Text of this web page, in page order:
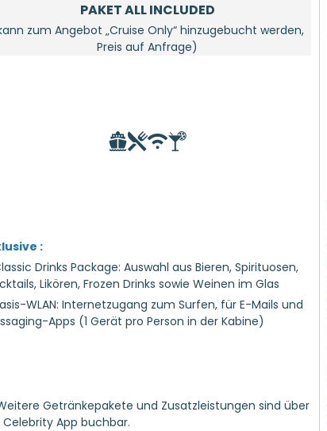
PAKET ALL INCLUDED
zum Angebot „Cruise Only“ hinzugebucht werden,
Preis auf Anfrage)
:
Drinks Package: Auswahl aus Bieren, Spirituosen,
Likören, Frozen Drinks sowie Weinen im Glas
WLAN: Internetzugang zum Surfen, für E-Mails und
Apps (1 Gerät pro Person in der Kabine)
Getränkepakete und Zusatzleistungen sind über
Celebrity App buchbar.